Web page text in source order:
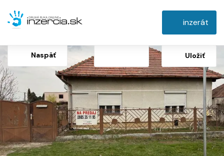
inzerát
Naspäť Uložiť